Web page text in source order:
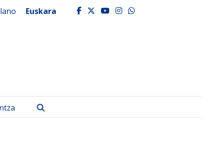
Euskara facebook
twitter
youtube
instagram
whatsapp